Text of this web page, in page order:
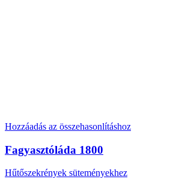
Hozzáadás az összehasonlításhoz
Fagyasztóláda 1800
Hűtőszekrények süteményekhez